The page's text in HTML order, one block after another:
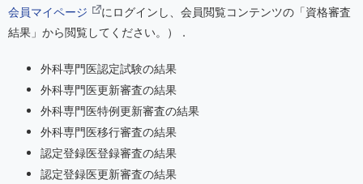
会員マイページ
にログインし、会員閲覧コンテンツの「資格審査
結果」から閲覧してください。）．
外科専門医認定試験の結果
外科専門医更新審査の結果
外科専門医特例更新審査の結果
外科専門医移行審査の結果
認定登録医登録審査の結果
認定登録医更新審査の結果